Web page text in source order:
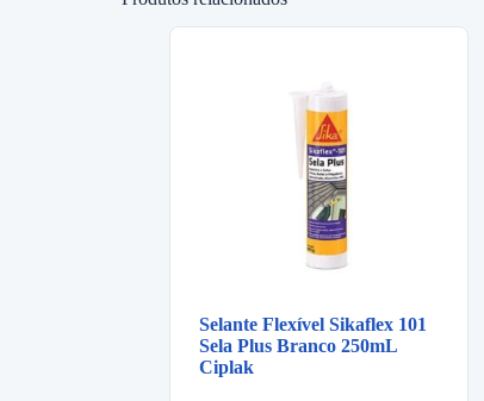
Selante Flexível Sikaflex 101
Sela Plus Branco 250mL
Ciplak